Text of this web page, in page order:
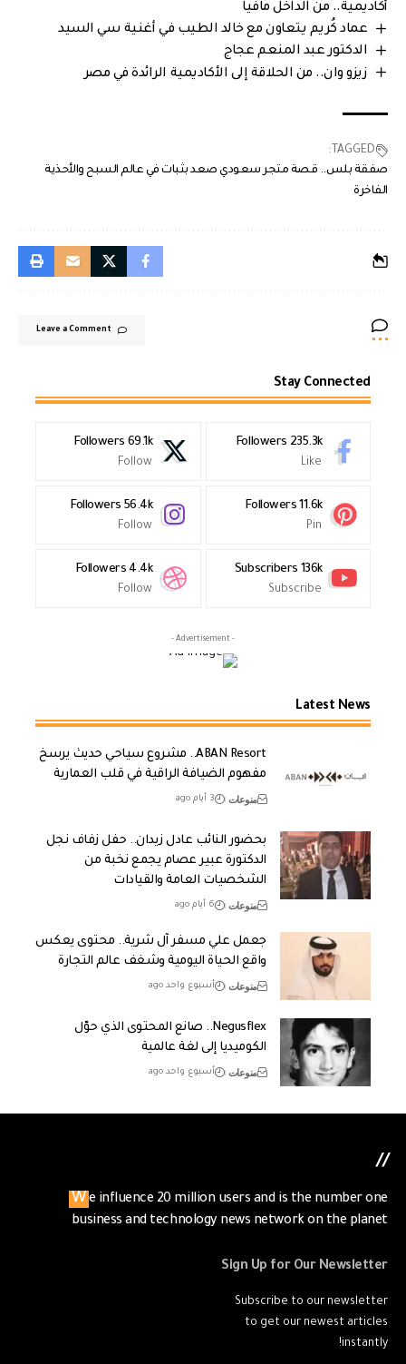
أكاديمية.. من الداخل مافيا
عماد كُريم يتعاون مع خالد الطيب في أغنية سي السيد
الدكتور عبد المنعم عجاج
زيزو وان.. من الحلاقة إلى الأكاديمية الرائدة في مصر
TAGGED:
صفقة بلس.. قصة متجر سعودي صعد بثبات في عالم السبح والأحذية
الفاخرة
Leave a Comment
Stay Connected
235.3k
Followers
Like
69.1k
Followers
Follow
11.6k
Followers
Pin
56.4k
Followers
Follow
136k
Subscribers
Subscribe
4.4k
Followers
Follow
- Advertisement -
Latest News
ABAN Resort.. مشروع سياحي حديث يرسخ
مفهوم الضيافة الراقية في قلب العمارية
منوعات 3 أيام ago
بحضور النائب عادل زيدان.. حفل زفاف نجل
الدكتورة عبير عصام يجمع نخبة من
الشخصيات العامة والقيادات
منوعات 6 أيام ago
جعمل علي مسفر آل شرية.. محتوى يعكس
واقع الحياة اليومية وشغف عالم التجارة
منوعات أسبوع واحد ago
Negusflex.. صانع المحتوى الذي حوّل
الكوميديا إلى لغة عالمية
منوعات أسبوع واحد ago
//
We influence 20 million users and is the number one
business and technology news network on the planet
Sign Up for Our Newsletter
Subscribe to our newsletter
to get our newest articles
instantly!